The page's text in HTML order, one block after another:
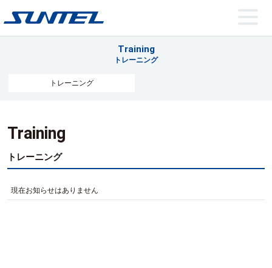
Training
トレーニング
トレーニング
Training
トレーニング
現在お知らせはありません